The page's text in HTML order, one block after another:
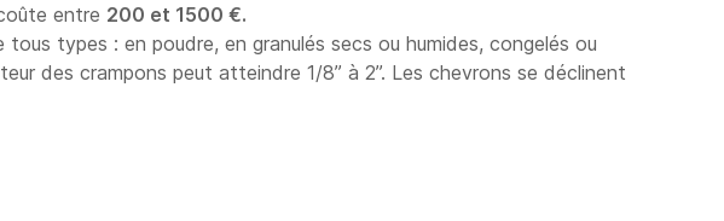
entre 200 et 1500 €.
types : en poudre, en granulés secs ou humides, congelés ou
des crampons peut atteindre 1/8’’ à 2’’. Les chevrons se déclinent